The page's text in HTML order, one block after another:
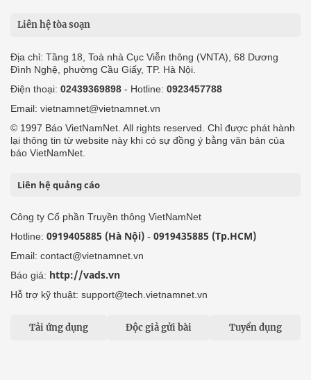
Liên hệ tòa soạn
Địa chỉ: Tầng 18, Toà nhà Cục Viễn thông (VNTA), 68 Dương
Đình Nghệ, phường Cầu Giấy, TP. Hà Nội.
Điện thoại: 02439369898 - Hotline: 0923457788
Email: vietnamnet@vietnamnet.vn
© 1997 Báo VietNamNet. All rights reserved. Chỉ được phát hành
lại thông tin từ website này khi có sự đồng ý bằng văn bản của
báo VietNamNet.
Liên hệ quảng cáo
Công ty Cổ phần Truyền thông VietNamNet
Hotline: 0919405885 (Hà Nội) - 0919435885 (Tp.HCM)
Email: contact@vietnamnet.vn
Báo giá: http://vads.vn
Hỗ trợ kỹ thuật: support@tech.vietnamnet.vn
Tải ứng dụng Độc giả gửi bài Tuyển dụng